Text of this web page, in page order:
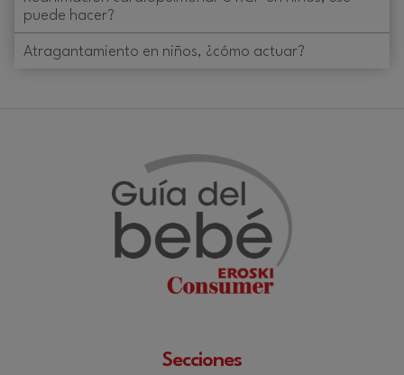
puede hacer?
Atragantamiento en niños, ¿cómo actuar?
Secciones